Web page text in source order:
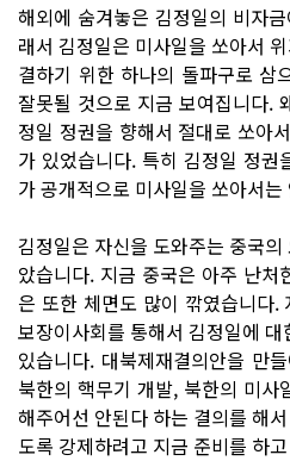
해외에 숨겨놓은 김정일의 비자
래서 김정일은 미사일을 쏘아서
결하기 위한 하나의 돌파구로 삼
잘못될 것으로 지금 보여집니다.
정일 정권을 향해서 절대로 쏘아
가 있었습니다. 특히 김정일 정권
가 공개적으로 미사일을 쏘아서
김정일은 자신을 도와주는 중국
았습니다. 지금 중국은 아주 난처
은 또한 체면도 많이 깎였습니다.
보장이사회를 통해서 김정일에
있습니다. 대북제재결의안을 만
북한의 핵무기 개발, 북한의 미사
해주어선 안된다 하는 결의를 해
도록 강제하려고 지금 준비를 하